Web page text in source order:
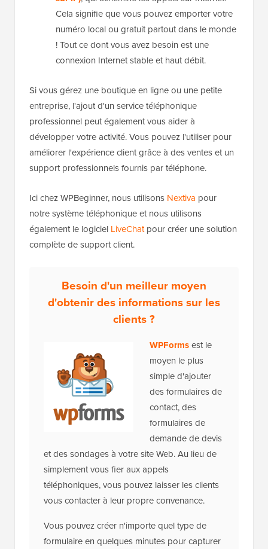
Cela signifie que vous pouvez emporter votre
numéro local ou gratuit partout dans le monde
! Tout ce dont vous avez besoin est une
connexion Internet stable et haut débit.
Si vous gérez une boutique en ligne ou une petite
entreprise, l'ajout d'un service téléphonique
professionnel peut également vous aider à
développer votre activité. Vous pouvez l'utiliser pour
améliorer l'expérience client grâce à des ventes et un
support professionnels fournis par téléphone.
Ici chez WPBeginner, nous utilisons Nextiva pour
notre système téléphonique et nous utilisons
également le logiciel LiveChatpour créer une solution
complète de support client.
Besoin d'un meilleur moyen
d'obtenir des informations sur les
clients ?
WPFormsest le
moyen le plus
simple d'ajouter
des formulaires de
contact, des
formulaires de
demande de devis
et des sondages à votre site Web. Au lieu de
simplement vous fier aux appels
téléphoniques, vous pouvez laisser les clients
vous contacter à leur propre convenance.
Vous pouvez créer n'importe quel type de
formulaire en quelques minutes pour capturer